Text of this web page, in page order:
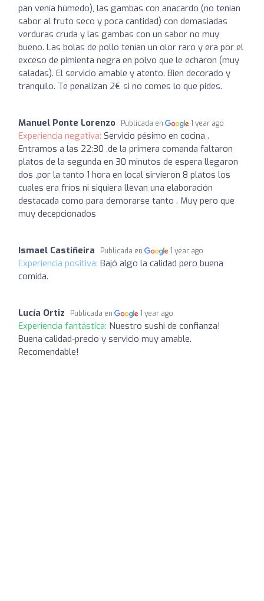
pan venía húmedo), las gambas con anacardo (no tenían
sabor al fruto seco y poca cantidad) con demasiadas
verduras cruda y las gambas con un sabor no muy
bueno. Las bolas de pollo tenían un olor raro y era por el
exceso de pimienta negra en polvo que le echaron (muy
saladas). El servicio amable y atento. Bien decorado y
tranquilo. Te penalizan 2€ si no comes lo que pides.
Manuel Ponte Lorenzo Publicada en 1 year ago
Experiencia negativa: Servicio pésimo en cocina .
Entramos a las 22:30 ,de la primera comanda faltaron
platos de la segunda en 30 minutos de espera llegaron
dos ,por la tanto 1 hora en local sirvieron 8 platos los
cuales era fríos ni siquiera llevan una elaboración
destacada como para demorarse tanto . Muy pero que
muy decepcionados
Ismael Castiñeira Publicada en 1 year ago
Experiencia positiva: Bajó algo la calidad pero buena
comida.
Lucía Ortiz Publicada en 1 year ago
Experiencia fantástica: Nuestro sushi de confianza!
Buena calidad-precio y servicio muy amable.
Recomendable!